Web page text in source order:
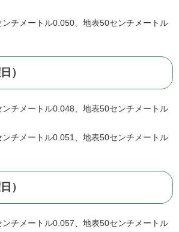
チメートル0.050、地表50センチメートル
）
チメートル0.048、地表50センチメートル
チメートル0.051、地表50センチメートル
）
チメートル0.057、地表50センチメートル